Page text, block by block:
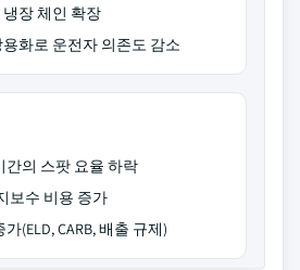
장 체인 확장
화로 운전자 의존도 감소
간의 스팟 요율 하락
보수 비용 증가
(ELD, CARB, 배출 규제)